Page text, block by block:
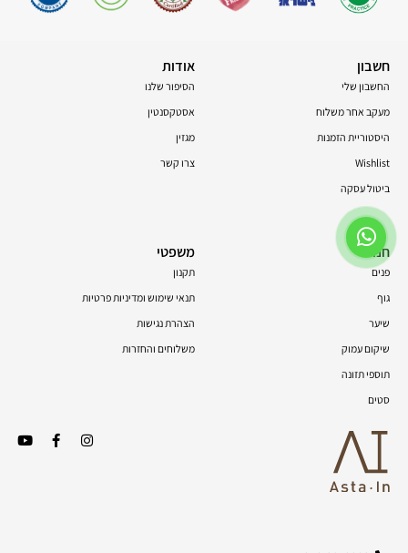
חשבון
החשבון שלי
מעקב אחר משלוח
היסטוריית הזמנות
Wishlist
ביטול עסקה
אודות
הסיפור שלנו
אסטקסנטין
מגזין
צרו קשר
חנות
פנים
גוף
שיער
שיקום עמוק
תוספי תזונה
סטים
משפטי
תקנון
תנאי שימוש ומדיניות פרטיות
הצהרת נגישות
משלוחים והחזרות